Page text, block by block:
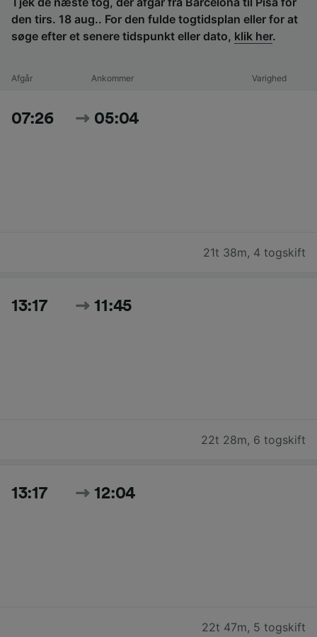
den tirs. 18 aug.. For den fulde togtidsplan eller for at
søge efter et senere tidspunkt eller dato, klik her.
Afgår Ankommer Varighed
07:26 05:04
21t 38m, 4 togskift
13:17 11:45
22t 28m, 6 togskift
13:17 12:04
22t 47m, 5 togskift